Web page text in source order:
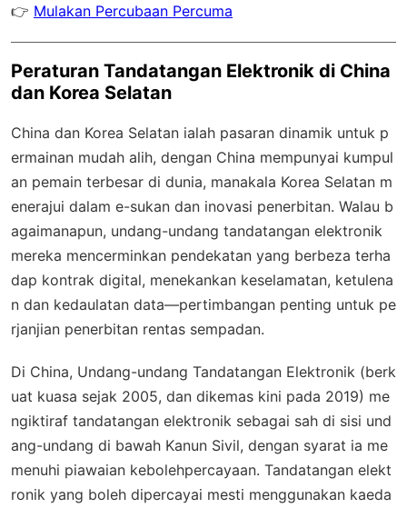
👉 Mulakan Percubaan Percuma
Peraturan Tandatangan Elektronik di China
dan Korea Selatan
China dan Korea Selatan ialah pasaran dinamik untuk p
ermainan mudah alih, dengan China mempunyai kumpul
an pemain terbesar di dunia, manakala Korea Selatan m
enerajui dalam e-sukan dan inovasi penerbitan. Walau b
agaimanapun, undang-undang tandatangan elektronik
mereka mencerminkan pendekatan yang berbeza terha
dap kontrak digital, menekankan keselamatan, ketulena
n dan kedaulatan data—pertimbangan penting untuk pe
rjanjian penerbitan rentas sempadan.
Di China, Undang-undang Tandatangan Elektronik (berk
uat kuasa sejak 2005, dan dikemas kini pada 2019) me
ngiktiraf tandatangan elektronik sebagai sah di sisi und
ang-undang di bawah Kanun Sivil, dengan syarat ia me
menuhi piawaian kebolehpercayaan. Tandatangan elekt
ronik yang boleh dipercayai mesti menggunakan kaeda